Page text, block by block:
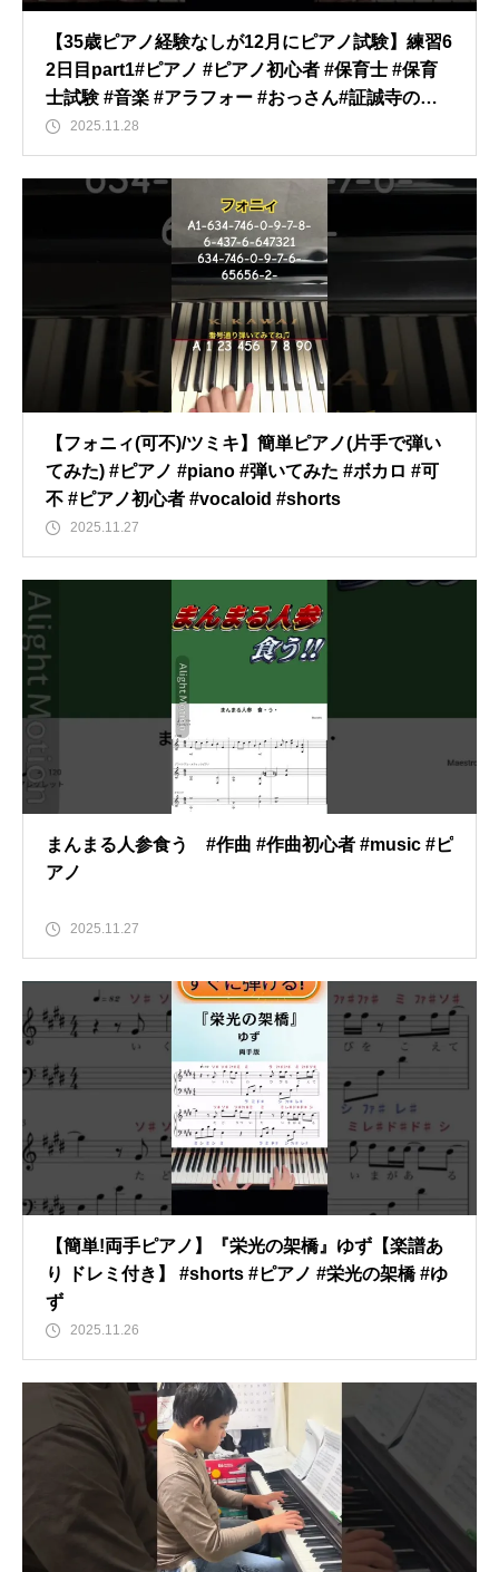
【35歳ピアノ経験なしが12月にピアノ試験】練習6
2日目part1#ピアノ #ピアノ初心者 #保育士 #保育
士試験 #音楽 #アラフォー #おっさん#証誠寺の狸
囃子 ＃歌唱 ＃ありがとう！
2025.11.28
【フォニィ(可不)/ツミキ】簡単ピアノ(片手で弾い
てみた) #ピアノ #piano #弾いてみた #ボカロ #可
不 #ピアノ初心者 #vocaloid #shorts
2025.11.27
まんまる人参食う #作曲 #作曲初心者 #music #ピ
アノ
2025.11.27
【簡単!両手ピアノ】『栄光の架橋』ゆず【楽譜あ
り ドレミ付き】 #shorts #ピアノ #栄光の架橋 #ゆ
ず
2025.11.26